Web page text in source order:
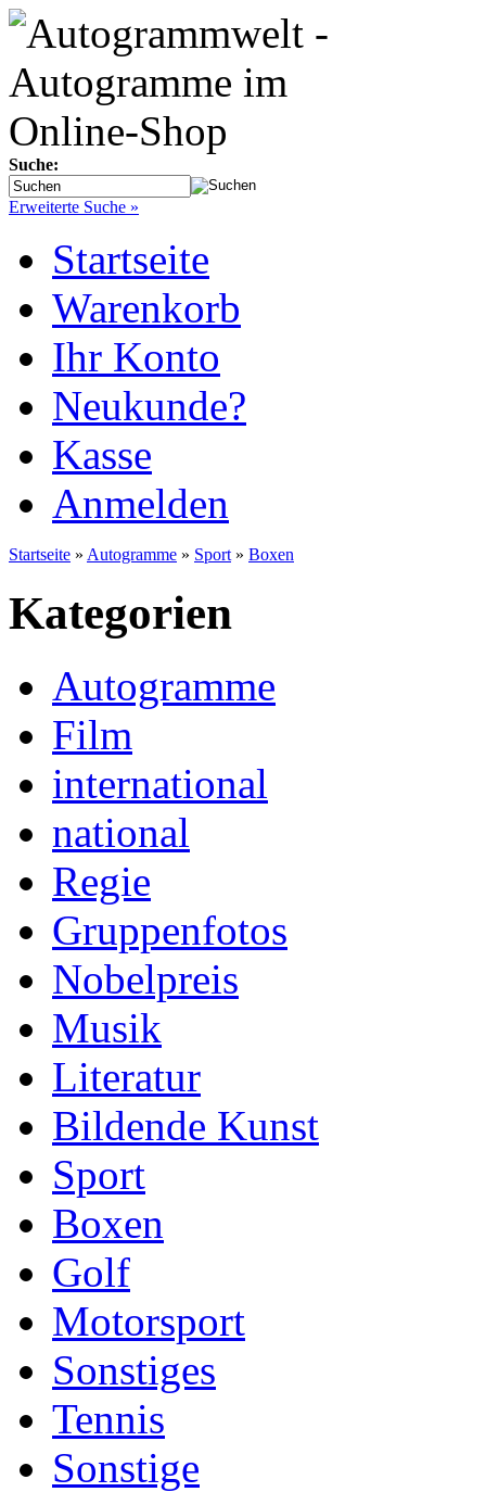
Suche:
Erweiterte Suche »
Startseite
Warenkorb
Ihr Konto
Neukunde?
Kasse
Anmelden
Startseite » Autogramme » Sport » Boxen
Kategorien
Autogramme
Film
international
national
Regie
Gruppenfotos
Nobelpreis
Musik
Literatur
Bildende Kunst
Sport
Boxen
Golf
Motorsport
Sonstiges
Tennis
Sonstige